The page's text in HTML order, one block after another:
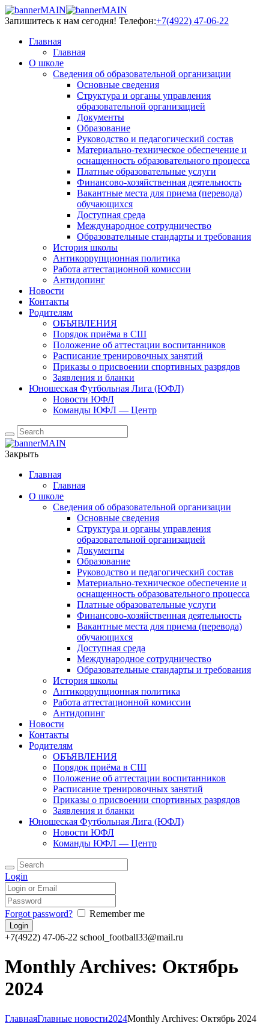
Запишитесь к нам сегодня! Телефон:+7(4922) 47-06-22
Главная
Главная
О школе
Сведения об образовательной организации
Основные сведения
Структура и органы управления
образовательной организацией
Документы
Образование
Руководство и педагогический состав
Материально-техническое обеспечение и
оснащенность образовательного процесса
Платные образовательные услуги
Финансово-хозяйственная деятельность
Вакантные места для приема (перевода)
обучающихся
Доступная среда
Международное сотрудничество
Образовательные стандарты и требования
История школы
Антикоррупционная политика
Работа аттестационной комиссии
Антидопинг
Новости
Контакты
Родителям
ОБЪЯВЛЕНИЯ
Порядок приёма в СШ
Положение об аттестации воспитанников
Расписание тренировочных занятий
Приказы о присвоении спортивных разрядов
Заявления и бланки
Юношеская Футбольная Лига (ЮФЛ)
Новости ЮФЛ
Команды ЮФЛ — Центр
Закрыть
Главная
Главная
О школе
Сведения об образовательной организации
Основные сведения
Структура и органы управления
образовательной организацией
Документы
Образование
Руководство и педагогический состав
Материально-техническое обеспечение и
оснащенность образовательного процесса
Платные образовательные услуги
Финансово-хозяйственная деятельность
Вакантные места для приема (перевода)
обучающихся
Доступная среда
Международное сотрудничество
Образовательные стандарты и требования
История школы
Антикоррупционная политика
Работа аттестационной комиссии
Антидопинг
Новости
Контакты
Родителям
ОБЪЯВЛЕНИЯ
Порядок приёма в СШ
Положение об аттестации воспитанников
Расписание тренировочных занятий
Приказы о присвоении спортивных разрядов
Заявления и бланки
Юношеская Футбольная Лига (ЮФЛ)
Новости ЮФЛ
Команды ЮФЛ — Центр
Login
Forgot password? Remember me
+7(4922) 47-06-22 school_football33@mail.ru
Monthly Archives: Октябрь
2024
ГлавнаяГлавные новости2024Monthly Archives: Октябрь 2024